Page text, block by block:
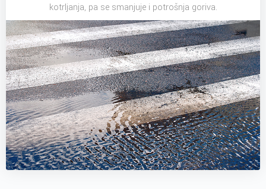
kotrljanja, pa se smanjuje i potrošnja goriva.